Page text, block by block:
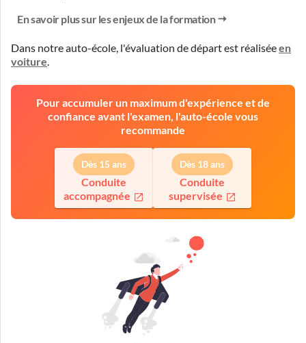
En savoir plus sur les enjeux de la formation
Dans notre auto-école, l'évaluation de départ est réaliséeen
voiture.
Pour accumuler un maximum d'expérience et de
confiance avant l'examen, l'auto-école vous
recommande
Dès 15 ans
Conduite
accompagnée
Dès 18 ans
Conduite
supervisée